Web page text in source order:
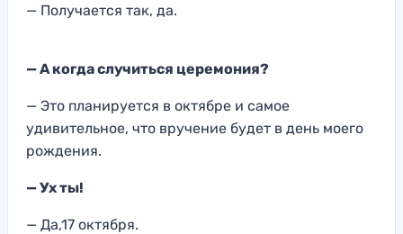
— Получается так, да.
— А когда случиться церемония?
— Это планируется в октябре и самое
удивительное, что вручение будет в день моего
рождения.
— Ух ты!
— Да,17 октября.